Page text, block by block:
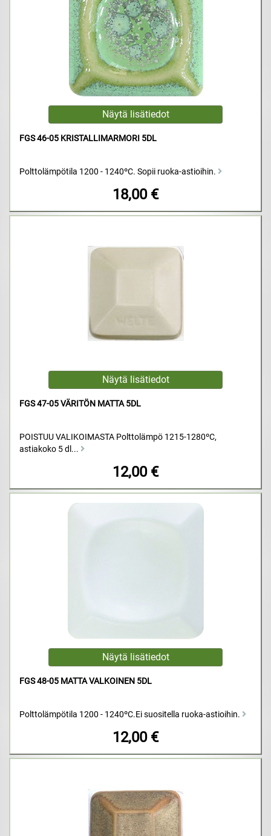
FGS 46-05 KRISTALLIMARMORI 5DL
Polttolämpötila 1200 - 1240ºC. Sopii ruoka-astioihin.
18,00 €
FGS 47-05 VÄRITÖN MATTA 5DL
POISTUU VALIKOIMASTA Polttolämpö 1215-1280ºC,
astiakoko 5 dl...
12,00 €
FGS 48-05 MATTA VALKOINEN 5DL
Polttolämpötila 1200 - 1240ºC.Ei suositella ruoka-astioihin.
12,00 €